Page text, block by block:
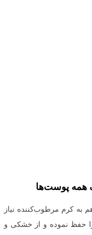
همه پوست‌ها
کرم مرطوب‌کننده نیاز
حفظ نموده و از خشکی و